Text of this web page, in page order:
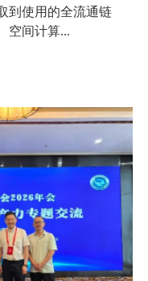
到使用的全流通链
空间计算...